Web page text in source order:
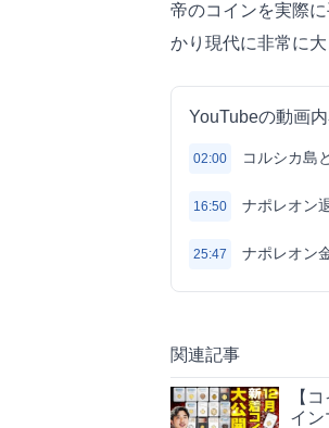
帝のコインを実際
かり現代に非常に
YouTubeの動画
02:00 コルシカ島
16:50 ナポレオン
25:47 ナポレオン
関連記事
【
イン